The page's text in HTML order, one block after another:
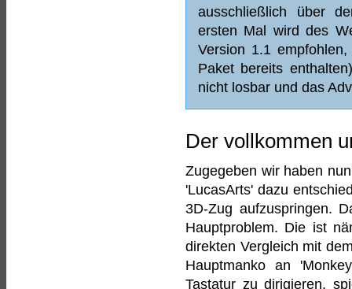
ausschließlich über
ersten Mal wird des
Version 1.1
Paket bereits
nicht losbar und das
Der vollkommen
Zugegeben wir haben
'LucasArts' dazu
3D-Zug aufzuspringen.
Hauptproblem. Die ist
direkten Vergleich mit
Hauptmanko an
Tastatur zu dirigieren,